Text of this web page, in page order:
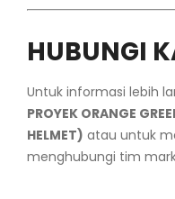
HUBUNGI
Untuk informasi lebih
PROYEK ORANGE
HELMET) atau untuk
menghubungi tim